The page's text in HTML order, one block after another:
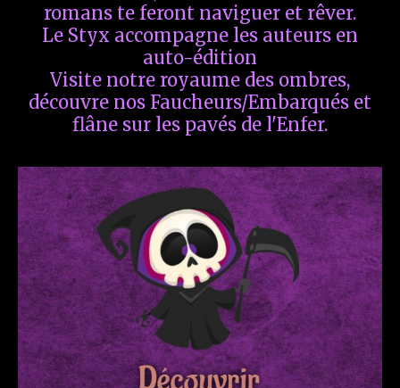
romans te feront naviguer et rêver.
Le Styx accompagne les auteurs en
auto-édition
Visite notre royaume des ombres,
découvre nos Faucheurs/Embarqués et
flâne sur les pavés de l'Enfer.